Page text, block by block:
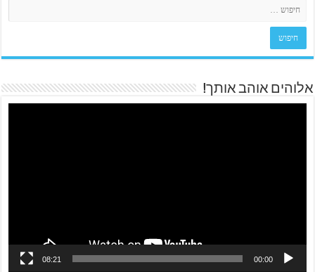
אלוהים אוהב אותך!
00:00
08:21